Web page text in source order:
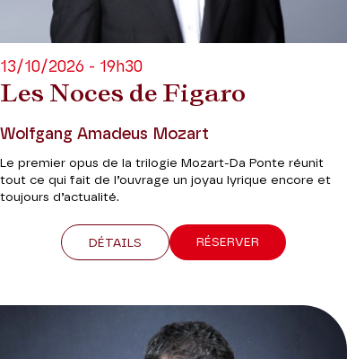
Les Noces de Figaro
13/10/2026 - 19h30
Wolfgang Amadeus Mozart
Le premier opus de la trilogie Mozart-Da Ponte réunit
tout ce qui fait de l’ouvrage un joyau lyrique encore et
toujours d’actualité.
DÉTAILS RÉSERVER